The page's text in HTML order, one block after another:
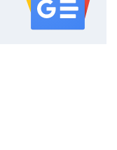
serwisu